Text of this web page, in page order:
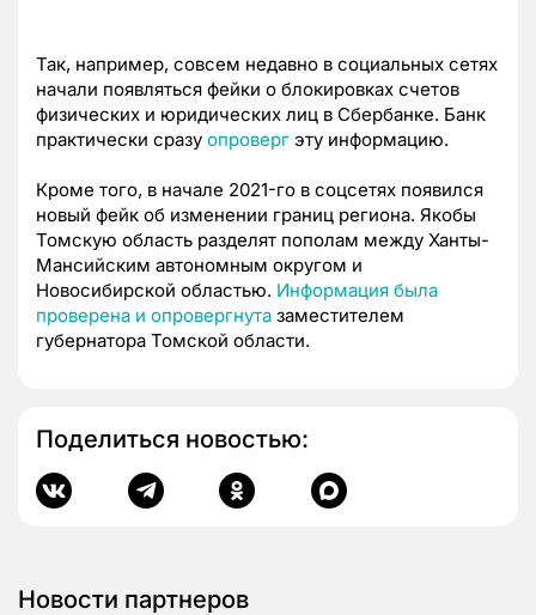
Так, например, совсем недавно в социальных сетях
начали появляться фейки о блокировках счетов
физических и юридических лиц в Сбербанке. Банк
практически сразу опроверг эту информацию.
Кроме того, в начале 2021-го в соцсетях появился
новый фейк об изменении границ региона. Якобы
Томскую область разделят пополам между Ханты-
Мансийским автономным округом и
Новосибирской областью. Информация была
проверена и опровергнута заместителем
губернатора Томской области.
Поделиться новостью:
Новости партнеров